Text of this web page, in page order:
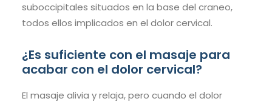
suboccipitales situados en la base del craneo,
todos ellos implicados en el dolor cervical.
¿Es suficiente con el masaje para
acabar con el dolor cervical?
El masaje alivia y relaja, pero cuando el dolor